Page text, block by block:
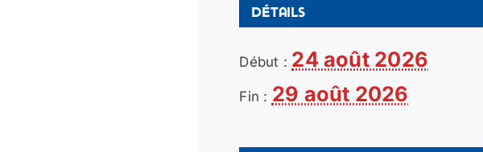
Détails
Début : 24 août 2026
Fin : 29 août 2026